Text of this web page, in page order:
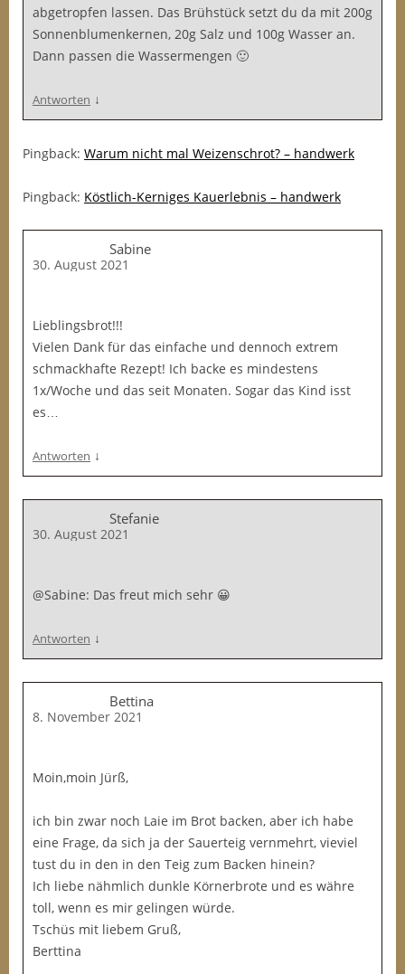
abgetropfen lassen. Das Brühstück setzt du da mit 200g
Sonnenblumenkernen, 20g Salz und 100g Wasser an.
Dann passen die Wassermengen 🙂
Antworten ↓
Pingback: Warum nicht mal Weizenschrot? – handwerk
Pingback: Köstlich-Kerniges Kauerlebnis – handwerk
Sabine
30. August 2021
Lieblingsbrot!!!
Vielen Dank für das einfache und dennoch extrem
schmackhafte Rezept! Ich backe es mindestens
1x/Woche und das seit Monaten. Sogar das Kind isst
es…
Antworten ↓
Stefanie
30. August 2021
@Sabine: Das freut mich sehr 😀
Antworten ↓
Bettina
8. November 2021
Moin,moin Jürß,
ich bin zwar noch Laie im Brot backen, aber ich habe
eine Frage, da sich ja der Sauerteig vernmehrt, vieviel
tust du in den in den Teig zum Backen hinein?
Ich liebe nähmlich dunkle Körnerbrote und es währe
toll, wenn es mir gelingen würde.
Tschüs mit liebem Gruß,
Berttina